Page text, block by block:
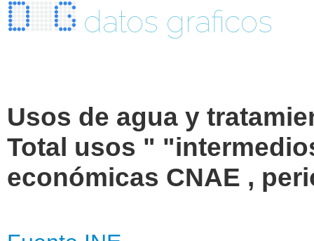
datos graficos
Usos de agua y
Total usos "
económicas CNAE ,